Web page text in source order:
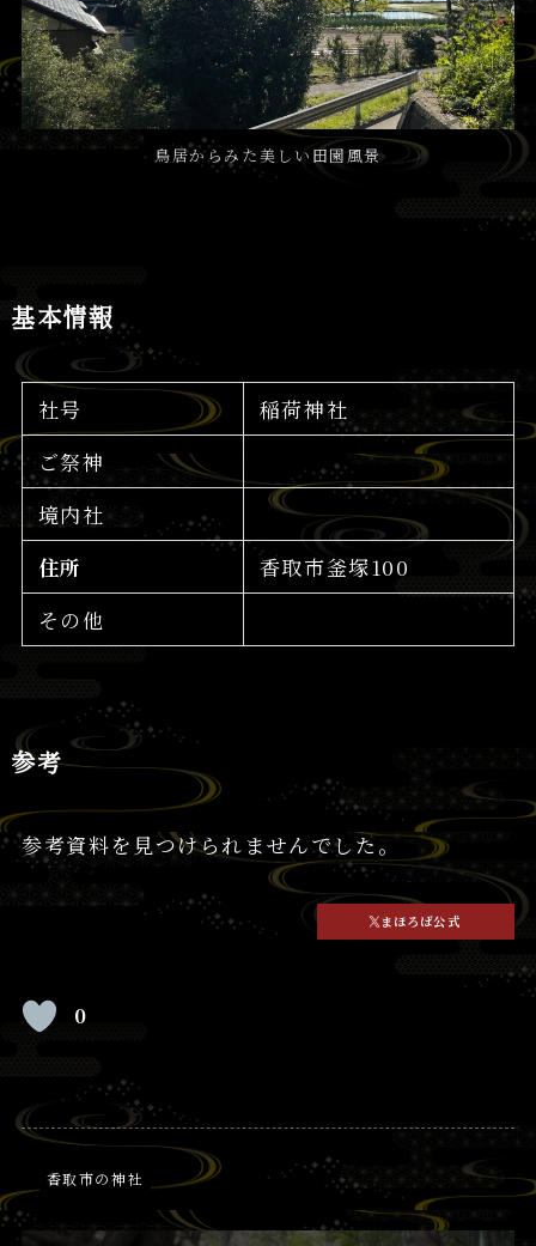
鳥居からみた美しい田園風景
基本情報
社号
稲荷神社
ご祭神
境内社
住所
香取市釜塚100
その他
参考
参考資料を見つけられませんでした。
まほろば公式
0
香取市の神社